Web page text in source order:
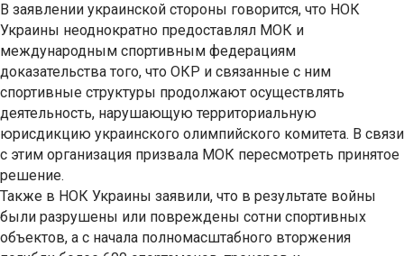
В заявлении украинской стороны говорится, что НОК
Украины неоднократно предоставлял МОК и
международным спортивным федерациям
доказательства того, что ОКР и связанные с ним
спортивные структуры продолжают осуществлять
деятельность, нарушающую территориальную
юрисдикцию украинского олимпийского комитета. В связи
с этим организация призвала МОК пересмотреть принятое
решение.
Также в НОК Украины заявили, что в результате войны
были разрушены или повреждены сотни спортивных
объектов, а с начала полномасштабного вторжения